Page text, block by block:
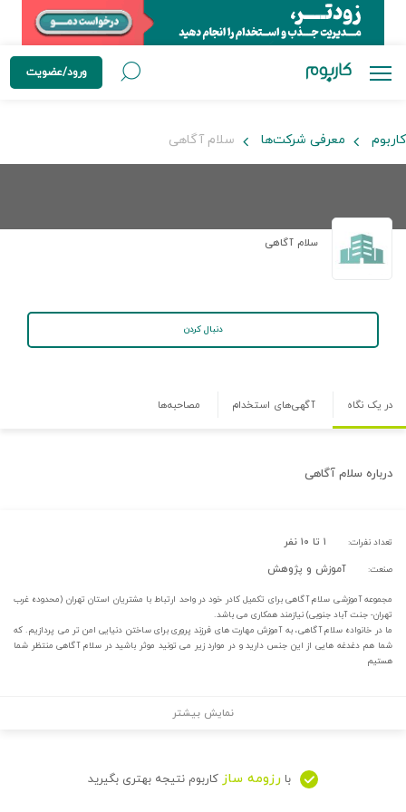
ورود/عضویت
کاربوم معرفی شرکت‌ها سلام آگاهی
سلام آگاهی
دنبال کردن
در یک نگاه آگهی‌های استخدام مصاحبه‌ها
درباره سلام آگاهی
تعداد نفرات: ۱ تا ۱۰ نفر
صنعت: آموزش و پژوهش
مجموعه آموزشی سلام آگاهی برای تکمیل کادر خود در واحد ارتباط با مشتریان استان‌ تهران (محدوده غرب
تهران- جنت آباد جنوبی) نیازمند همکاری می باشد.
ما در خانواده سلام آگاهی، به آموزش مهارت های فرزند پروری برای ساختن دنیایی امن تر می پردازیم. که
شما هم دغدغه هایی از این جنس دارید و در موارد زیر می تونید موثر باشید در سلام آگاهی منتظر شما
هستیم
نمایش بیشتر
با رزومه ساز کاربوم نتیجه بهتری بگیرید